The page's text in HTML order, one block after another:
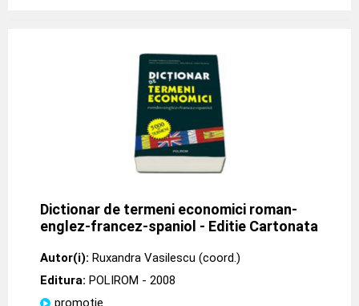
Dictionar de termeni economici roman-
englez-francez-spaniol - Editie Cartonata
Autor(i): Ruxandra Vasilescu (coord.)
Editura: POLIROM - 2008
promoție